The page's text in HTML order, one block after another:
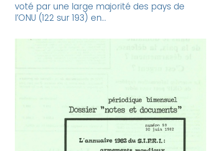
voté par une large majorité des pays de
l’ONU (122 sur 193) en...